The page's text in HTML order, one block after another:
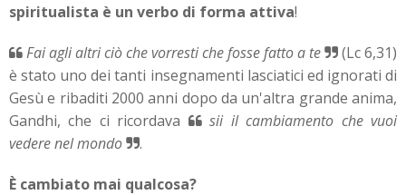
spiritualista è un verbo di forma attiva!
Fai agli altri ciò che vorresti che fosse fatto a te
(Lc 6,31)
è stato uno dei tanti insegnamenti lasciatici ed ignorati di
Gesù e ribaditi 2000 anni dopo da un'altra grande anima,
Gandhi, che ci ricordava
sii il cambiamento che vuoi
vedere nel mondo
.
È cambiato mai qualcosa?